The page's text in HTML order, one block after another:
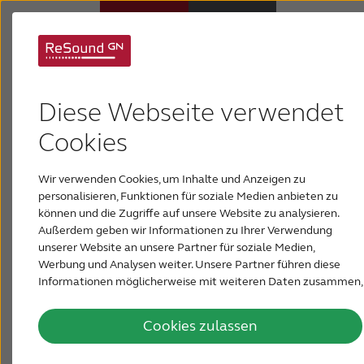
Diese Webseite verwendet
Cookies
Wir verwenden Cookies, um Inhalte und Anzeigen zu
personalisieren, Funktionen für soziale Medien anbieten zu
können und die Zugriffe auf unsere Website zu analysieren.
Außerdem geben wir Informationen zu Ihrer Verwendung
unserer Website an unsere Partner für soziale Medien,
Werbung und Analysen weiter. Unsere Partner führen diese
Informationen möglicherweise mit weiteren Daten zusammen,
Nutzung der Dienste gesammelt haben.
Cookies zulassen
Hörverlust
Über ReSound
Support & Unterstützung
PRESSE & NEWSROOM
DEUTSCHLAND
Auch wenn viele Menschen von Tinnitus betroffen
etwas anders. Ihre Beschwerden lassen sich aber
sicherlich in eine der im Folgenden beschriebenen
Arten von Tinnitus einstufen.